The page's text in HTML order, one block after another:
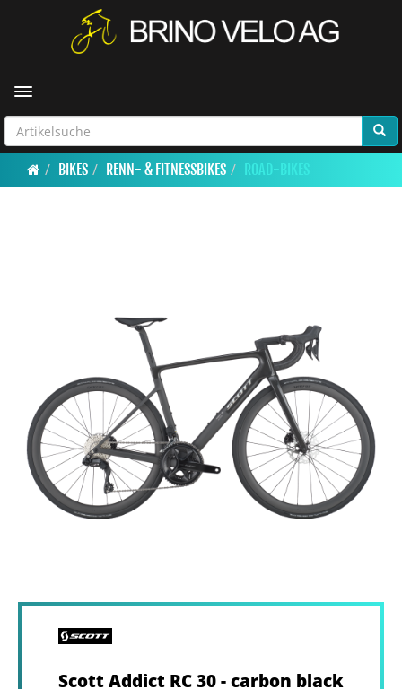
Toggle navigation
BIKES RENN- & FITNESSBIKES ROAD-BIKES
Scott Addict RC 30 - carbon black